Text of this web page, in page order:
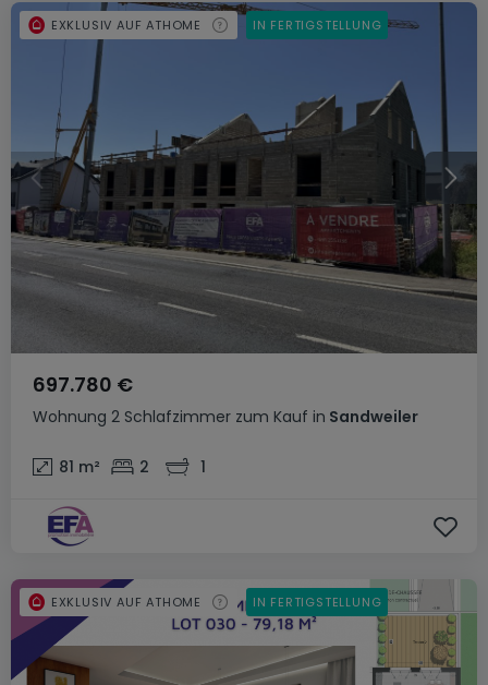
Wohnung 2 Schlafzimmer zum Kauf in Sandweiler
697.780 €
81 m² 2 1
EXKLUSIV AUF ATHOME IN FERTIGSTELLUNG
EXKLUSIV AUF ATHOME IN FERTIGSTELLUNG